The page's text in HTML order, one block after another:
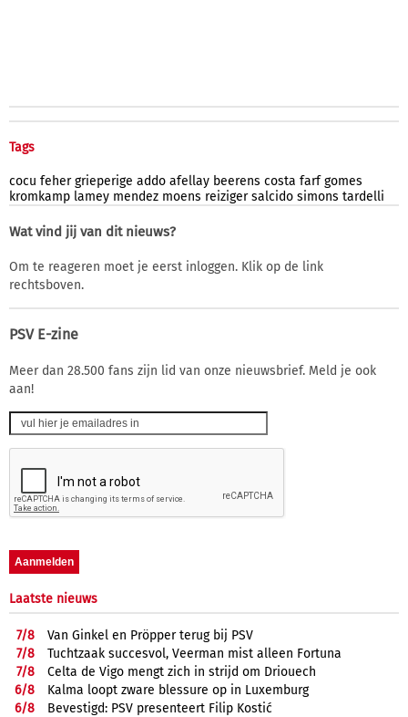
Tags
cocu feher grieperige addo afellay beerens costa farf gomes
kromkamp lamey mendez moens reiziger salcido simons tardelli
Wat vind jij van dit nieuws?
Om te reageren moet je eerst inloggen. Klik op de link
rechtsboven.
PSV E-zine
Meer dan 28.500 fans zijn lid van onze nieuwsbrief. Meld je ook
aan!
Laatste nieuws
7/8
Van Ginkel en Pröpper terug bij PSV
7/8
Tuchtzaak succesvol, Veerman mist alleen Fortuna
7/8
Celta de Vigo mengt zich in strijd om Driouech
6/8
Kalma loopt zware blessure op in Luxemburg
6/8
Bevestigd: PSV presenteert Filip Kostić